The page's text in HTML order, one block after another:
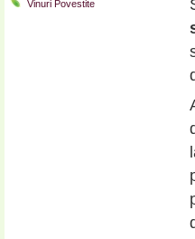
Vinuri Povestite